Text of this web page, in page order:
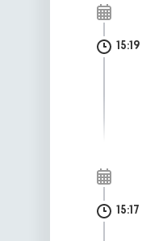
15:19
15:17